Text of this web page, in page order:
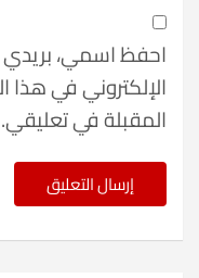
احفظ اسمي، بريدي
الإلكتروني في هذا
المقبلة في تعليقي.